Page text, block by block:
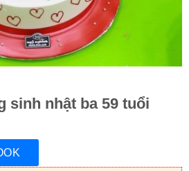
sinh nhật ba 59 tuổi